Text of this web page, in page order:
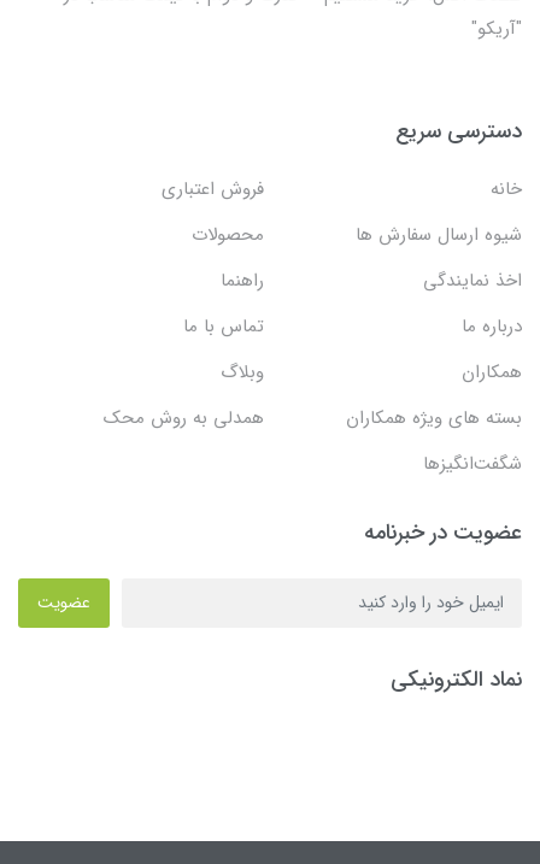
"آریکو"
دسترسی سریع
خانه
فروش اعتباری
شیوه ارسال سفارش ها
محصولات
اخذ نمایندگی
راهنما
درباره ما
تماس با ما
همکاران
وبلاگ
بسته های ویژه همکاران
همدلی به روش محک
شگفت‌انگیزها
عضویت در خبرنامه
عضویت
نماد الکترونیکی